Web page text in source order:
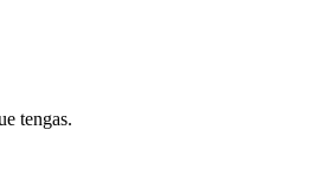
tengas.